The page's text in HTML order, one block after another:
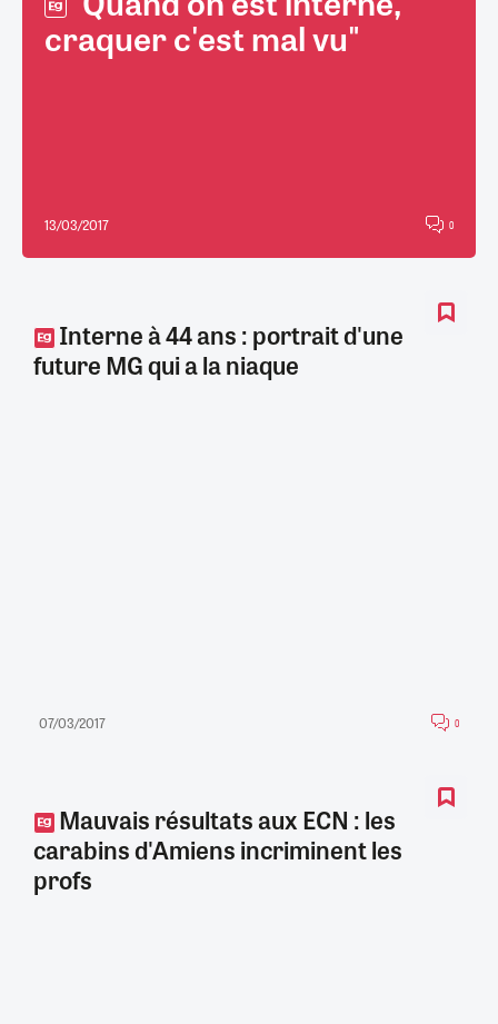
craquer c'est mal vu"
13/03/2017 0
Interne à 44 ans : portrait d'une
future MG qui a la niaque
07/03/2017 0
Mauvais résultats aux ECN : les
carabins d'Amiens incriminent les
profs